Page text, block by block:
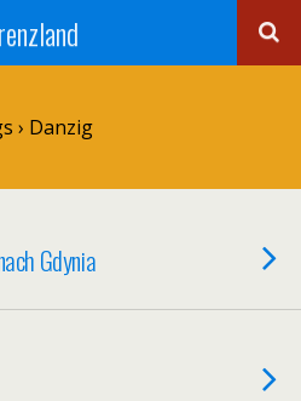
› Danzig
Gdynia